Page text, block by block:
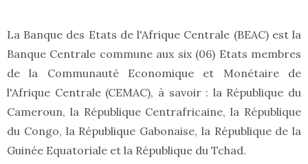
La Banque des Etats de l'Afrique Centrale (BEAC) est la
Banque Centrale commune aux six (06) Etats membres
de la Communauté Economique et Monétaire de
l'Afrique Centrale (CEMAC), à savoir : la République du
Cameroun, la République Centrafricaine, la République
du Congo, la République Gabonaise, la République de la
Guinée Equatoriale et la République du Tchad.